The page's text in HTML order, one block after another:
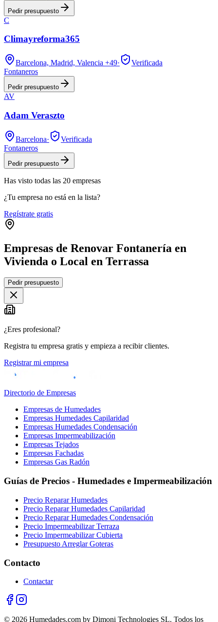
Pedir presupuesto
C
Climayreforma365
Barcelona, Madrid, Valencia +49·
Verificada
Fontaneros
Pedir presupuesto
AV
Adam Veraszto
Barcelona·
Verificada
Fontaneros
Pedir presupuesto
Has visto todas las 20 empresas
¿Tu empresa no está en la lista?
Regístrate gratis
Empresas de Renovar Fontanería en
Vivienda o Local en Terrassa
+
−
Pedir presupuesto
¿Eres profesional?
Registra tu empresa gratis y empieza a recibir clientes.
Registrar mi empresa
Directorio de Empresas
Empresas de Humedades
Empresas Humedades Capilaridad
Empresas Humedades Condensación
Empresas Impermeabilización
Empresas Tejados
Empresas Fachadas
Empresas Gas Radón
Guías de Precios - Humedades e Impermeabilización
Precio Reparar Humedades
Precio Reparar Humedades Capilaridad
Precio Reparar Humedades Condensación
Precio Impermeabilizar Terraza
Precio Impermeabilizar Cubierta
Presupuesto Arreglar Goteras
Contacto
Contactar
© 2026 Humedades.com by Dimoni Technologies SL. Todos los